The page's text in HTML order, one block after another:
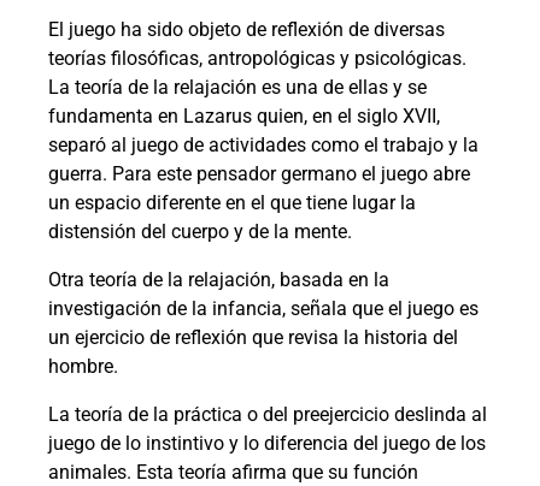
El juego ha sido objeto de reflexión de diversas
teorías filosóficas, antropológicas y psicológicas.
La teoría de la relajación es una de ellas y se
fundamenta en Lazarus quien, en el siglo XVII,
separó al juego de actividades como el trabajo y la
guerra. Para este pensador germano el juego abre
un espacio diferente en el que tiene lugar la
distensión del cuerpo y de la mente.
Otra teoría de la relajación, basada en la
investigación de la infancia, señala que el juego es
un ejercicio de reflexión que revisa la historia del
hombre.
La teoría de la práctica o del preejercicio deslinda al
juego de lo instintivo y lo diferencia del juego de los
animales. Esta teoría afirma que su función